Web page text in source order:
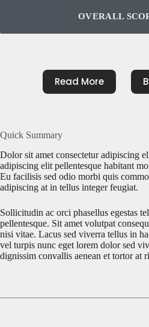
OVERALL
Read More
Quick Summary
Dolor sit amet consectetur adipiscing
adipiscing elit pellentesque habitant
Eu facilisis sed odio morbi quis
adipiscing at in tellus integer feugiat.
Sollicitudin ac orci phasellus egestas
pellentesque. Sit amet volutpat
nisi vitae. Lacus sed viverra tellus in
vel turpis nunc eget lorem dolor sed
dignissim convallis aenean et tortor at